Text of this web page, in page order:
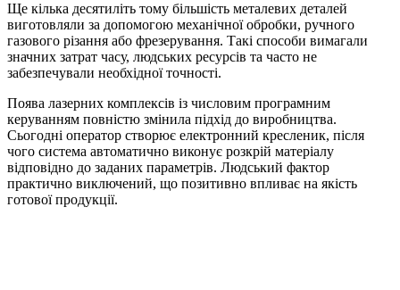
Ще кілька десятиліть тому більшість металевих деталей
виготовляли за допомогою механічної обробки, ручного
газового різання або фрезерування. Такі способи вимагали
значних затрат часу, людських ресурсів та часто не
забезпечували необхідної точності.
Поява лазерних комплексів із числовим програмним
керуванням повністю змінила підхід до виробництва.
Сьогодні оператор створює електронний кресленик, після
чого система автоматично виконує розкрій матеріалу
відповідно до заданих параметрів. Людський фактор
практично виключений, що позитивно впливає на якість
готової продукції.